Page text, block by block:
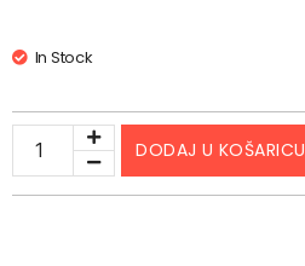
In Stock
DODAJ U KOŠARICU